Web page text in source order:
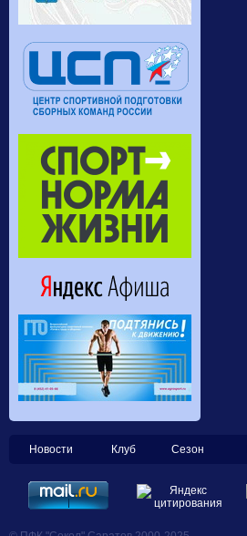
Новости Клуб Сезон